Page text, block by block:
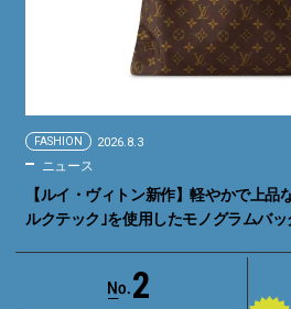
FASHION 2026.8.3
ニュース
【ルイ・ヴィトン新作】軽やかで上品
ルクテック｣を使用したモノグラムバッ
2